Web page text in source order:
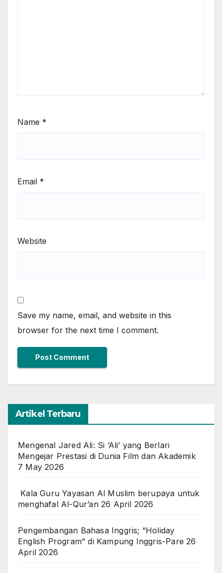
Name *
Email *
Website
Save my name, email, and website in this
browser for the next time I comment.
Artikel Terbaru
Mengenal Jared Ali: Si ‘Ali’ yang Berlari
Mengejar Prestasi di Dunia Film dan Akademik
7 May 2026
Kala Guru Yayasan Al Muslim berupaya untuk
menghafal Al-Qur’an 26 April 2026
Pengembangan Bahasa Inggris; “Holiday
English Program” di Kampung Inggris-Pare 26
April 2026